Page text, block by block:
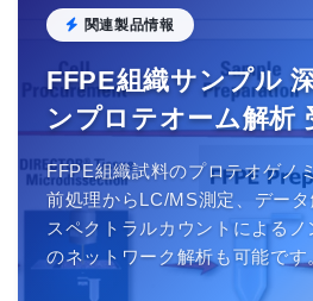
関連製品情報
FFPE組織サンプル
ンプロテオーム解析
FFPE組織試料のプロテオゲノ
前処理からLC/MS測定、デー
スペクトラルカウントによる
のネットワーク解析も可能です